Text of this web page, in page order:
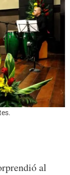
al